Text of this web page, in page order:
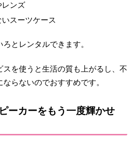
レンズ
スーツケース
とレンタルできます。
スを使うと生活の質も上がるし、不
らないのでおすすめです。
ーカーをもう一度輝かせ